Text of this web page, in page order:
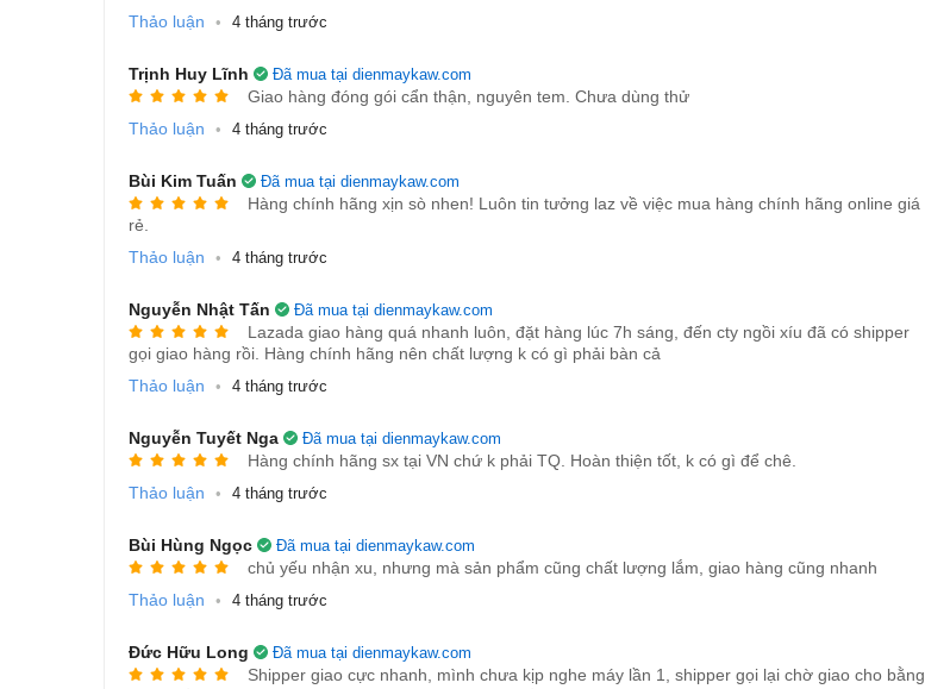
Tiết kiệm điện năng, hoạt động êm ái
Phù hợp cho cả thực phẩm khô và ướt
Thảo luận
• 4 tháng trước
Trịnh Huy Lĩnh Đã mua tại dienmaykaw.com
Giao hàng đóng gói cẩn thận, nguyên tem. Chưa dùng thử
Thảo luận
• 4 tháng trước
Bùi Kim Tuấn Đã mua tại dienmaykaw.com
Hàng chính hãng xịn sò nhen! Luôn tin tưởng laz về việc mua hàng chính hãng online giá
rẻ.
Thảo luận
• 4 tháng trước
Nguyễn Nhật Tấn Đã mua tại dienmaykaw.com
Lazada giao hàng quá nhanh luôn, đặt hàng lúc 7h sáng, đến cty ngồi xíu đã có shipper
gọi giao hàng rồi. Hàng chính hãng nên chất lượng k có gì phải bàn cả
Thảo luận
• 4 tháng trước
Nguyễn Tuyết Nga Đã mua tại dienmaykaw.com
Hàng chính hãng sx tại VN chứ k phải TQ. Hoàn thiện tốt, k có gì để chê.
Thảo luận
• 4 tháng trước
Bùi Hùng Ngọc Đã mua tại dienmaykaw.com
chủ yếu nhận xu, nhưng mà sản phẩm cũng chất lượng lắm, giao hàng cũng nhanh
Thảo luận
• 4 tháng trước
Đức Hữu Long Đã mua tại dienmaykaw.com
Shipper giao cực nhanh, mình chưa kịp nghe máy lần 1, shipper gọi lại chờ giao cho bằng